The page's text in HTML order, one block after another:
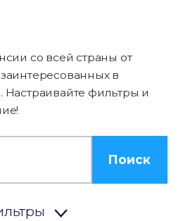
со всей страны от
в
фильтры и
Поиск